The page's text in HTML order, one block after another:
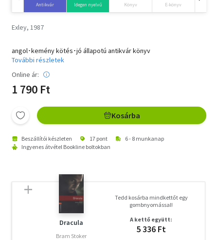
Történelem
Vallás
Antikvár Idegen nyelvű Könyv E-könyv
Exley, 1987
angol･kemény kötés･jó állapotú antikvár könyv
További részletek
Online ár:
1 790 Ft
Kosárba
Beszállítói készleten 17 pont
6 - 8 munkanap
Ingyenes átvétel Bookline boltokban
Dracula
Bram Stoker
Tedd kosárba mindkettőt egy
gombnyomással!
A kettő együtt:
5 336 Ft